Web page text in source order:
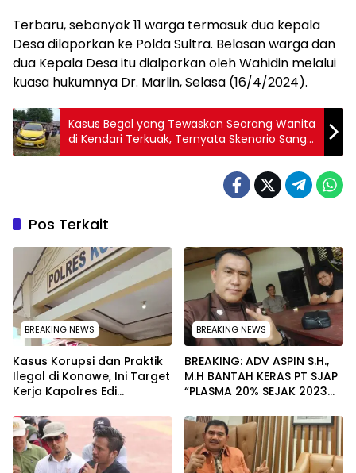
Terbaru, sebanyak 11 warga termasuk dua kepala
Desa dilaporkan ke Polda Sultra. Belasan warga dan
dua Kepala Desa itu dialporkan oleh Wahidin melalui
kuasa hukumnya Dr. Marlin, Selasa (16/4/2024).
Kasus Begal yang Tewaskan Seorang Wanita
di Kendari Terkuak, Ternyata Skenario Sang
Menantu
Pos Terkait
BREAKING NEWS
Kasus Korupsi dan Praktik
Ilegal di Konawe, Ini Target
Kerja Kapolres Edi
BREAKING NEWS
BREAKING: ADV ASPIN S.H.,
M.H BANTAH KERAS PT SJAP
“PLASMA 20% SEJAK 2023
WARGA WAWOONE!